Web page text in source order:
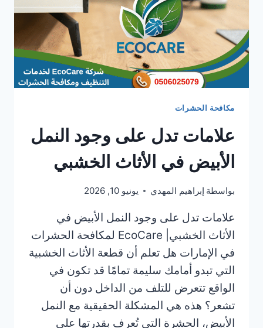
مكافحة الحشرات
علامات تدل على وجود النمل
الأبيض في الأثاث الخشبي
بواسطة إبراهيم المهدي يونيو 10, 2026
علامات تدل على وجود النمل الأبيض في
الأثاث الخشبي| EcoCare لمكافحة الحشرات
في الإمارات هل تعلم أن قطعة الأثاث الخشبية
التي تبدو أمامك سليمة تمامًا قد تكون في
الواقع تتعرض للتلف من الداخل دون أن
تشعر؟ هذه هي المشكلة الحقيقية مع النمل
الأبيض، الحشرة التي تُعرف بقدرتها على